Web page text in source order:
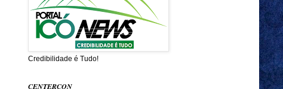
Credibilidade é Tudo!
CENTERCON